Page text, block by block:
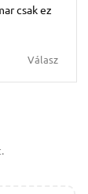
csak ez
Válasz